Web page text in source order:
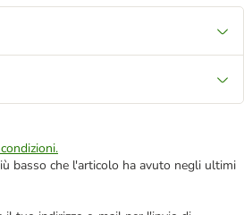
basso che l'articolo ha avuto negli ultimi